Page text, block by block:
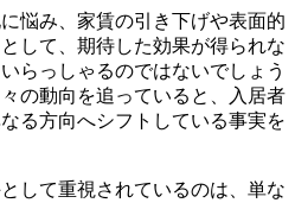
悩み、家賃の引き下げや表面的
して、期待した効果が得られな
らっしゃるのではないでしょう
の動向を追っていると、入居者
る方向へシフトしている事実を
して重視されているのは、単な